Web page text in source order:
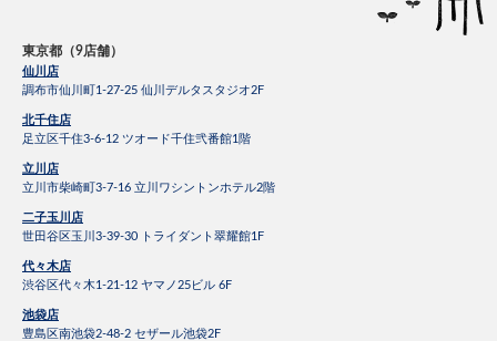
東京都（9店舗）
仙川店
調布市仙川町1-27-25 仙川デルタスタジオ2F
北千住店
足立区千住3-6-12 ツオード千住弐番館1階
立川店
立川市柴崎町3-7-16 立川ワシントンホテル2階
二子玉川店
世田谷区玉川3-39-30 トライダント翠耀館1F
代々木店
渋谷区代々木1-21-12 ヤマノ25ビル 6F
池袋店
豊島区南池袋2-48-2 セザール池袋2F